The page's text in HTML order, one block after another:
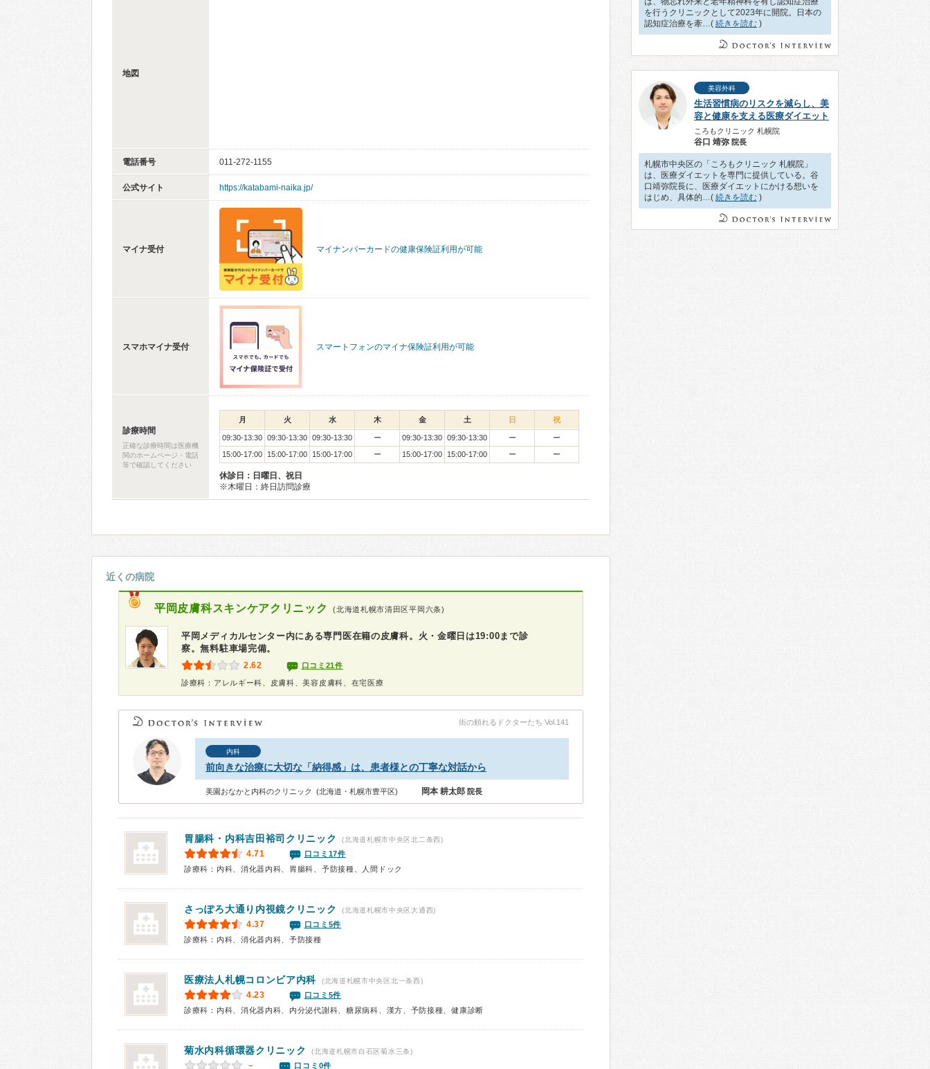
地図
電話番号 011-272-1155
公式サイト https://katabami-naika.jp/
マイナ受付 マイナンバーカードの健康保険証利用が可能
スマホマイナ受付 スマートフォンのマイナ保険証利用が可能
診療時間
正確な診療時間は医療機
関のホームページ・電話
等で確認してください
月 火 水 木 金 土 日 祝
09:30-13:30 09:30-13:30 09:30-13:30 ー 09:30-13:30 09:30-13:30 ー
ー
15:00-17:00
15:00-17:00 15:00-17:00 ー 15:00-17:00 15:00-17:00 ー ー
休診日：日曜日、祝日
※木曜日：終日訪問診療
近くの病院
平岡皮膚科スキンケアクリニック (北海道札幌市清田区平岡六条)
平岡メディカルセンター内にある専門医在籍の皮膚科。火・金曜日は19:00まで診
察。無料駐車場完備。
2.62 口コミ21件
診療科：アレルギー科、皮膚科、美容皮膚科、在宅医療
街の頼れるドクターたち Vol.141
内科
前向きな治療に大切な「納得感」は、患者様との丁寧な対話から
美園おなかと内科のクリニック (北海道・札幌市豊平区) 岡本 耕太郎 院長
胃腸科・内科吉田裕司クリニック (北海道札幌市中央区北二条西)
4.71
口コミ17件
診療科：内科、消化器内科、胃腸科、予防接種、人間ドック
さっぽろ大通り内視鏡クリニック (北海道札幌市中央区大通西)
4.37
口コミ5件
診療科：内科、消化器内科、予防接種
医療法人札幌コロンビア内科 (北海道札幌市中央区北一条西)
4.23
口コミ5件
診療科：内科、消化器内科、内分泌代謝科、糖尿病科、漢方、予防接種、健康診断
菊水内科循環器クリニック (北海道札幌市白石区菊水三条)
－ 口コミ0件
を行うクリニックとして2023年に開院。日本の
認知症治療を牽…( 続きを読む )
美容外科
生活習慣病のリスクを減らし、美
容と健康を支える医療ダイエット
ころもクリニック 札幌院
谷口 靖弥 院長
札幌市中央区の「ころもクリニック 札幌院」
は、医療ダイエットを専門に提供している。谷
口靖弥院長に、医療ダイエットにかける想いを
はじめ、具体的…( 続きを読む )